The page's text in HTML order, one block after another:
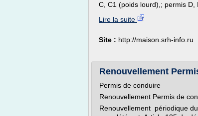
C, C1 (poids lourd),; permis D,
Lire la suite
Site : http://maison.srh-info.ru
Renouvellement
Permis de conduire
Renouvellement Permis de
Renouvellement périodique